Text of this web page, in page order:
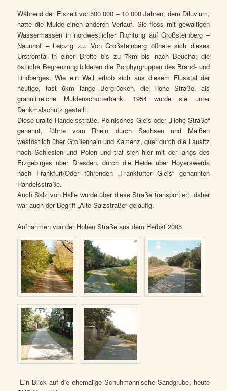
Während der Eiszeit vor 500 000 – 10 000 Jahren, dem Diluvium,
hatte die Mulde einen anderen Verlauf. Sie floss mit gewaltigen
Wassermassen in nordwestlicher Richtung auf Großsteinberg –
Naunhof – Leipzig zu. Von Großsteinberg öffnete sich dieses
Urstromtal in einer Breite bis zu 7km bis nach Beucha; die
östliche Begrenzung bildeten die Porphyrgruppen des Brand- und
Lindberges. Wie ein Wall erhob sich aus diesem Flusstal der
heutige, fast 6km lange Bergrücken, die Hohe Straße, als
granulitreiche Muldenschotterbank. 1954 wurde sie unter
Denkmalschutz gestellt.
Diese uralte Handelsstraße, Polnisches Gleis oder „Hohe Straße“
genannt, führte vom Rhein durch Sachsen und Meißen
westöstlich über Großenhain und Kamenz, quer durch die Lausitz
nach Schlesien und Polen und traf sich hier mit der längs des
Erzgebirges über Dresden, durch die Heide über Hoyerswerda
nach Frankfurt/Oder führenden „Frankfurter Gleis“ genannten
Handelsstraße.
Auch Salz von Halle wurde über diese Straße transportiert, daher
war auch der Begriff „Alte Salzstraße“ geläufig.
Aufnahmen von der Hohen Straße aus dem Herbst 2005
Ein Blick auf die ehemalige Schuhmann’sche Sandgrube, heute